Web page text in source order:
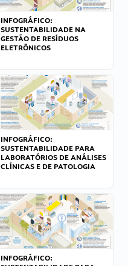
INFOGRÁFICO:
SUSTENTABILIDADE NA
GESTÃO DE RESÍDUOS
ELETRÔNICOS
INFOGRÁFICO:
SUSTENTABILIDADE PARA
LABORATÓRIOS DE ANÁLISES
CLÍNICAS E DE PATOLOGIA
INFOGRÁFICO: